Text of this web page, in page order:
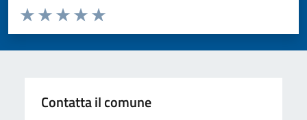
Valuta da 1 a 5 stelle la pagina
Valuta 5 stelle su 5
Valuta 4 stelle su 5
Valuta 3 stelle su 5
Valuta 2 stelle su 5
Valuta 1 stelle su 5
Contatta il comune